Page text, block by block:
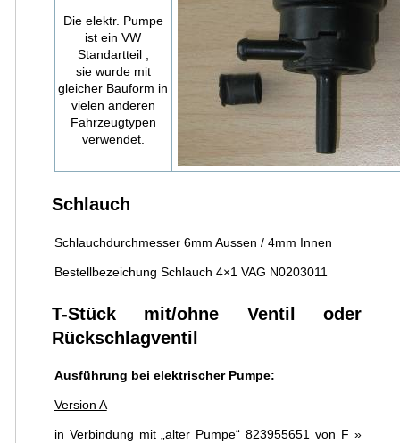
Die elektr. Pumpe
ist ein VW
Standartteil ,
sie wurde mit
gleicher Bauform in
vielen anderen
Fahrzeugtypen
verwendet.
Schlauch
Schlauchdurchmesser 6mm Aussen / 4mm Innen
Bestellbezeichung Schlauch 4×1 VAG N0203011
T-Stück mit/ohne Ventil oder
Rückschlagventil
Ausführung bei elektrischer Pumpe:
Version A
in Verbindung mit „alter Pumpe“ 823955651 von F »